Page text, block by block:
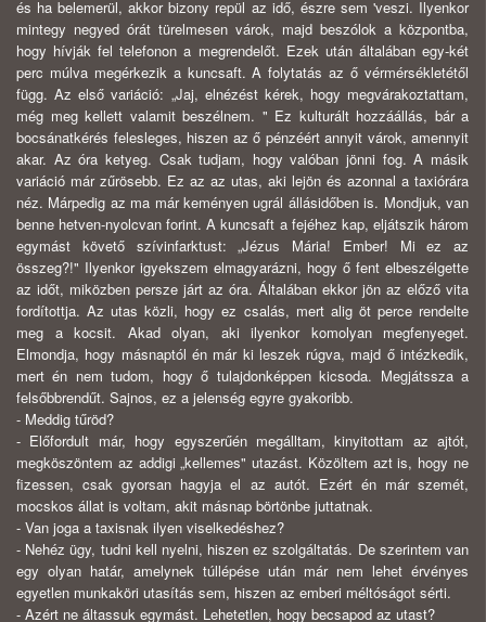
és ha belemerül, akkor bizony repül az idő, észre sem 'veszi. Ilyenkor
mintegy negyed órát türelmesen várok, majd beszólok a központba,
hogy hívják fel telefonon a megrendelőt. Ezek után általában egy-két
perc múlva megérkezik a kuncsaft. A folytatás az ő vérmérsékletétől
függ. Az első variáció: „Jaj, elnézést kérek, hogy megvárakoztattam,
még meg kellett valamit beszélnem. " Ez kulturált hozzáállás, bár a
bocsánatkérés felesleges, hiszen az ő pénzéért annyit várok, amennyit
akar. Az óra ketyeg. Csak tudjam, hogy valóban jönni fog. A másik
variáció már zűrösebb. Ez az az utas, aki lejön és azonnal a taxiórára
néz. Márpedig az ma már keményen ugrál állásidőben is. Mondjuk, van
benne hetven-nyolcvan forint. A kuncsaft a fejéhez kap, eljátszik három
egymást követő szívinfarktust: „Jézus Mária! Ember! Mi ez az
összeg?!" Ilyenkor igyekszem elmagyarázni, hogy ő fent elbeszélgette
az időt, miközben persze járt az óra. Általában ekkor jön az előző vita
fordítottja. Az utas közli, hogy ez csalás, mert alig öt perce rendelte
meg a kocsit. Akad olyan, aki ilyenkor komolyan megfenyeget.
Elmondja, hogy másnaptól én már ki leszek rúgva, majd ő intézkedik,
mert én nem tudom, hogy ő tulajdonképpen kicsoda. Megjátssza a
felsőbbrendűt. Sajnos, ez a jelenség egyre gyakoribb.
- Meddig tűröd?
- Előfordult már, hogy egyszerűén megálltam, kinyitottam az ajtót,
megköszöntem az addigi „kellemes" utazást. Közöltem azt is, hogy ne
fizessen, csak gyorsan hagyja el az autót. Ezért én már szemét,
mocskos állat is voltam, akit másnap börtönbe juttatnak.
- Van joga a taxisnak ilyen viselkedéshez?
- Nehéz ügy, tudni kell nyelni, hiszen ez szolgáltatás. De szerintem van
egy olyan határ, amelynek túllépése után már nem lehet érvényes
egyetlen munkaköri utasítás sem, hiszen az emberi méltóságot sérti.
- Azért ne áltassuk egymást. Lehetetlen, hogy becsapod az utast?